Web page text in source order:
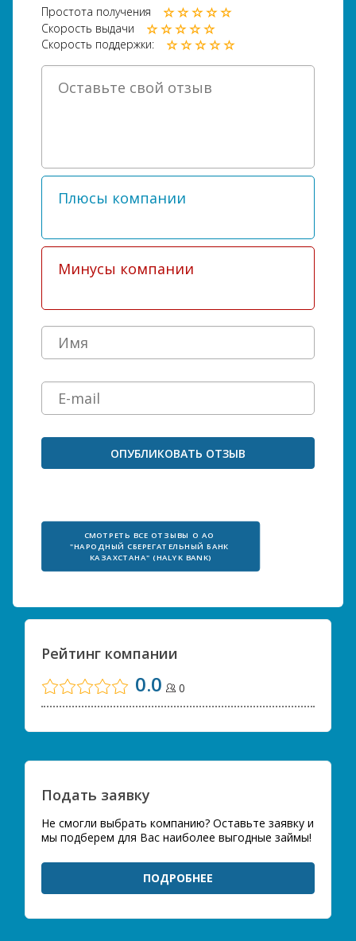
Простота получения
Скорость выдачи
Скорость поддержки:
СМОТРЕТЬ ВСЕ ОТЗЫВЫ О АО
"НАРОДНЫЙ СБЕРЕГАТЕЛЬНЫЙ БАНК
КАЗАХСТАНА" (HALYK BANK)
Рейтинг компании
0.0 0
Подать заявку
Не смогли выбрать компанию? Оставьте заявку и
мы подберем для Вас наиболее выгодные займы!
ПОДРОБНЕЕ